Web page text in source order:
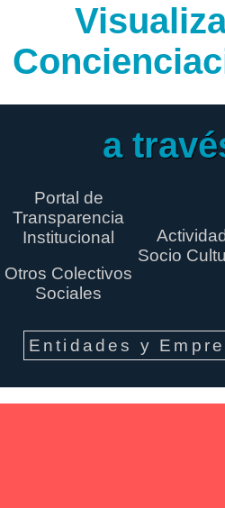
a
Portal de
Transparencia
Institucional
Otros Colectivos
Sociales
Socio
Entidades y